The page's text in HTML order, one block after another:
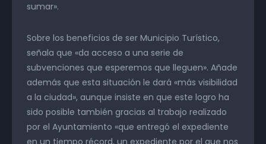
sumar».
Sobre los beneficios de ser Municipio Turístico,
señala que «da acceso a una serie de
subvenciones que esperemos que lleguen». Añade
además que esta situación le dará «más visibilidad
a la ciudad», aunque insiste en que este logro ha
sido posible también gracias al trabajo realizado
por el Ayuntamiento «que entregó el expediente
en un tiempo récord, un expediente por el que nos